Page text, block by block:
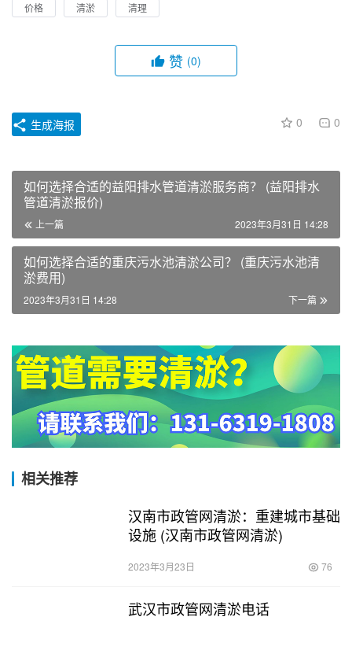
价格 清淤 清理
赞 (0)
0 0
生成海报
如何选择合适的益阳排水管道清淤服务商？ (益阳排水
管道清淤报价)
上一篇 2023年3月31日 14:28
如何选择合适的重庆污水池清淤公司？ (重庆污水池清
淤费用)
下一篇
2023年3月31日 14:28
相关推荐
汉南市政管网清淤：重建城市基础
设施 (汉南市政管网清淤)
2023年3月23日 76
武汉市政管网清淤电话